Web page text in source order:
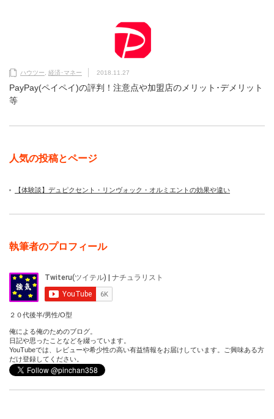
ハウツー, 経済･マネー 2018.11.27
PayPay(ペイペイ)の評判！注意点や加盟店のメリット･デメリット
等
人気の投稿とページ
【体験談】デュピクセント・リンヴォック・オルミエントの効果や違い
執筆者のプロフィール
２０代後半/男性/O型
俺による俺のためのブログ。
日記や思ったことなどを綴っています。
YouTubeでは、レビューや希少性の高い有益情報をお届けしています。ご興味ある方
だけ登録してください。